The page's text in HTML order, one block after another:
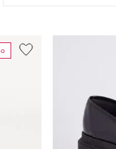
R$ 69,00